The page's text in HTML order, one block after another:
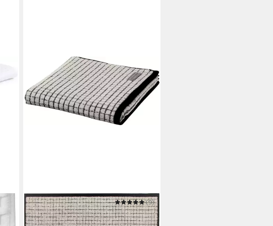
MÖVE
Duschtücher Eden Kästchenstruktur
(9)